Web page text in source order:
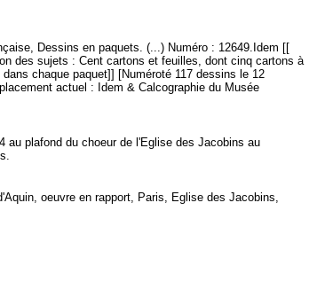
Dessins en paquets. (...) Numéro : 12649.Idem [[
des sujets : Cent cartons et feuilles, dont cinq cartons à
chaque paquet]] [Numéroté 117 dessins le 12
actuel : Idem & Calcographie du Musée
au plafond du choeur de l'Eglise des Jacobins au
oeuvre en rapport, Paris, Eglise des Jacobins,